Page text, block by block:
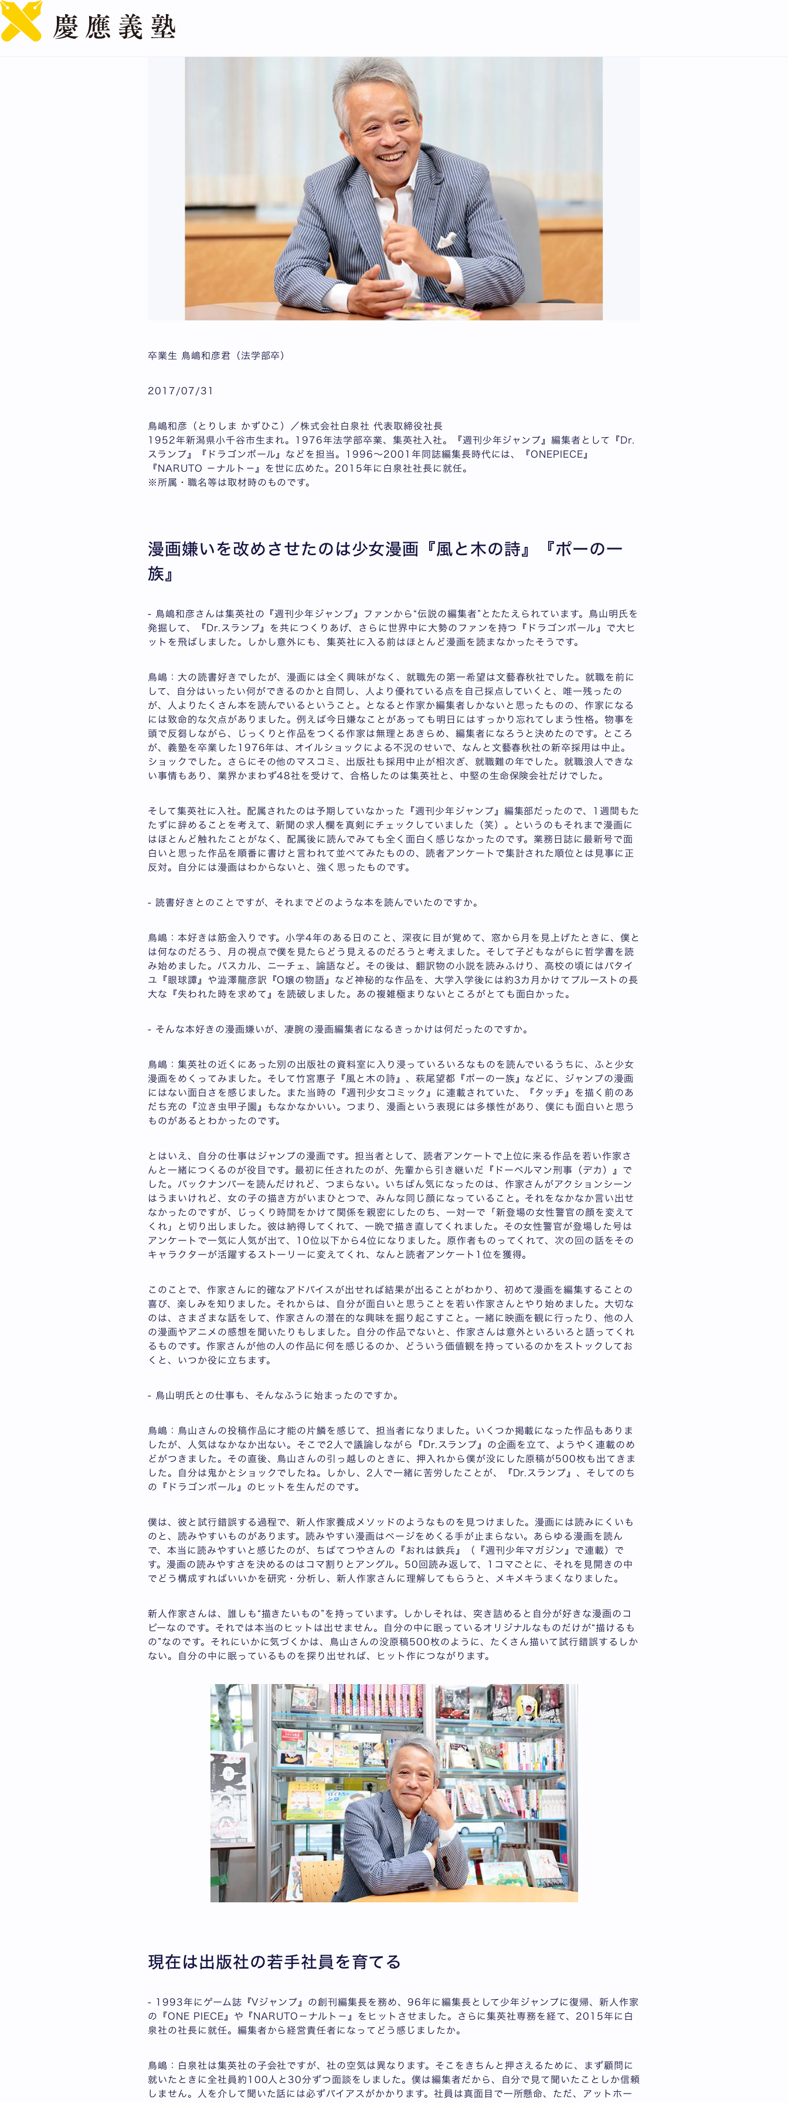
『Dr.スランプ』『ドラゴンボール』の鳥山明氏を発掘し、 育てた凄腕の編集者
卒業生 鳥嶋和彦君（法学部卒）
2017/07/31
鳥嶋和彦（とりしま かずひこ）／株式会社白泉社 代表取締役社長
1952年新潟県小千谷市生まれ。1976年法学部卒業、集英社入社。『週刊少年ジャンプ』編集者として『Dr.
スランプ』『ドラゴンボール』などを担当。1996～2001年同誌編集長時代には、『ONEPIECE』
『NARUTO －ナルト－』を世に広めた。2015年に白泉社社長に就任。
※所属・職名等は取材時のものです。
漫画嫌いを改めさせたのは少女漫画『風と木の詩』『ポーの一
族』
- 鳥嶋和彦さんは集英社の『週刊少年ジャンプ』ファンから“伝説の編集者”とたたえられています。鳥山明氏を
発掘して、『Dr.スランプ』を共につくりあげ、さらに世界中に大勢のファンを持つ『ドラゴンボール』で大ヒ
ットを飛ばしました。しかし意外にも、集英社に入る前はほとんど漫画を読まなかったそうです。
鳥嶋：大の読書好きでしたが、漫画には全く興味がなく、就職先の第一希望は文藝春秋社でした。就職を前に
して、自分はいったい何ができるのかと自問し、人より優れている点を自己採点していくと、唯一残ったの
が、人よりたくさん本を読んでいるということ。となると作家か編集者しかないと思ったものの、作家になる
には致命的な欠点がありました。例えば今日嫌なことがあっても明日にはすっかり忘れてしまう性格。物事を
頭で反芻しながら、じっくりと作品をつくる作家は無理とあきらめ、編集者になろうと決めたのです。ところ
が、義塾を卒業した1976年は、オイルショックによる不況のせいで、なんと文藝春秋社の新卒採用は中止。
ショックでした。さらにその他のマスコミ、出版社も採用中止が相次ぎ、就職難の年でした。就職浪人できな
い事情もあり、業界かまわず48社を受けて、合格したのは集英社と、中堅の生命保険会社だけでした。
そして集英社に入社。配属されたのは予期していなかった『週刊少年ジャンプ』編集部だったので、1週間もた
たずに辞めることを考えて、新聞の求人欄を真剣にチェックしていました（笑）。というのもそれまで漫画に
はほとんど触れたことがなく、配属後に読んでみても全く面白く感じなかったのです。業務日誌に最新号で面
白いと思った作品を順番に書けと言われて並べてみたものの、読者アンケートで集計された順位とは見事に正
反対。自分には漫画はわからないと、強く思ったものです。
- 読書好きとのことですが、それまでどのような本を読んでいたのですか。
鳥嶋：本好きは筋金入りです。小学4年のある日のこと、深夜に目が覚めて、窓から月を見上げたときに、僕と
は何なのだろう、月の視点で僕を見たらどう見えるのだろうと考えました。そして子どもながらに哲学書を読
み始めました。パスカル、ニーチェ、論語など。その後は、翻訳物の小説を読みふけり、高校の頃にはバタイ
ユ『眼球譚』や澁澤龍彦訳『O嬢の物語』など神秘的な作品を、大学入学後には約3カ月かけてプルーストの長
大な『失われた時を求めて』を読破しました。あの複雑極まりないところがとても面白かった。
- そんな本好きの漫画嫌いが、凄腕の漫画編集者になるきっかけは何だったのですか。
鳥嶋：集英社の近くにあった別の出版社の資料室に入り浸っていろいろなものを読んでいるうちに、ふと少女
漫画をめくってみました。そして竹宮惠子『風と木の詩』、萩尾望都『ポーの一族』などに、ジャンプの漫画
にはない面白さを感じました。また当時の『週刊少女コミック』に連載されていた、『タッチ』を描く前のあ
だち充の『泣き虫甲子園』もなかなかいい。つまり、漫画という表現には多様性があり、僕にも面白いと思う
ものがあるとわかったのです。
とはいえ、自分の仕事はジャンプの漫画です。担当者として、読者アンケートで上位に来る作品を若い作家さ
んと一緒につくるのが役目です。最初に任されたのが、先輩から引き継いだ『ドーベルマン刑事（デカ）』で
した。バックナンバーを読んだけれど、つまらない。いちばん気になったのは、作家さんがアクションシーン
はうまいけれど、女の子の描き方がいまひとつで、みんな同じ顔になっていること。それをなかなか言い出せ
なかったのですが、じっくり時間をかけて関係を親密にしたのち、一対一で「新登場の女性警官の顔を変えて
くれ」と切り出しました。彼は納得してくれて、一晩で描き直してくれました。その女性警官が登場した号は
アンケートで一気に人気が出て、10位以下から4位になりました。原作者ものってくれて、次の回の話をその
キャラクターが活躍するストーリーに変えてくれ、なんと読者アンケート1位を獲得。
このことで、作家さんに的確なアドバイスが出せれば結果が出ることがわかり、初めて漫画を編集することの
喜び、楽しみを知りました。それからは、自分が面白いと思うことを若い作家さんとやり始めました。大切な
のは、さまざまな話をして、作家さんの潜在的な興味を掘り起こすこと。一緒に映画を観に行ったり、他の人
の漫画やアニメの感想を聞いたりもしました。自分の作品でないと、作家さんは意外といろいろと語ってくれ
るものです。作家さんが他の人の作品に何を感じるのか、どういう価値観を持っているのかをストックしてお
くと、いつか役に立ちます。
- 鳥山明氏との仕事も、そんなふうに始まったのですか。
鳥嶋：鳥山さんの投稿作品に才能の片鱗を感じて、担当者になりました。いくつか掲載になった作品もありま
したが、人気はなかなか出ない。そこで2人で議論しながら『Dr.スランプ』の企画を立て、ようやく連載のめ
どがつきました。その直後、鳥山さんの引っ越しのときに、押入れから僕が没にした原稿が500枚も出てきま
した。自分は鬼かとショックでしたね。しかし、2人で一緒に苦労したことが、『Dr.スランプ』、そしてのち
の『ドラゴンボール』のヒットを生んだのです。
僕は、彼と試行錯誤する過程で、新人作家養成メソッドのようなものを見つけました。漫画には読みにくいも
のと、読みやすいものがあります。読みやすい漫画はページをめくる手が止まらない。あらゆる漫画を読ん
で、本当に読みやすいと感じたのが、ちばてつやさんの『おれは鉄兵』（『週刊少年マガジン』で連載）で
す。漫画の読みやすさを決めるのはコマ割りとアングル。50回読み返して、1コマごとに、それを見開きの中
でどう構成すればいいかを研究・分析し、新人作家さんに理解してもらうと、メキメキうまくなりました。
新人作家さんは、誰しも“描きたいもの”を持っています。しかしそれは、突き詰めると自分が好きな漫画のコ
ピーなのです。それでは本当のヒットは出せません。自分の中に眠っているオリジナルなものだけが“描けるも
の”なのです。それにいかに気づくかは、鳥山さんの没原稿500枚のように、たくさん描いて試行錯誤するしか
ない。自分の中に眠っているものを探り出せれば、ヒット作につながります。
現在は出版社の若手社員を育てる
- 1993年にゲーム誌『Vジャンプ』の創刊編集長を務め、96年に編集長として少年ジャンプに復帰、新人作家
の『ONE PIECE』や『NARUTO－ナルト－』をヒットさせました。さらに集英社専務を経て、2015年に白
泉社の社長に就任。編集者から経営責任者になってどう感じましたか。
鳥嶋：白泉社は集英社の子会社ですが、社の空気は異なります。そこをきちんと押さえるために、まず顧問に
就いたときに全社員約100人と30分ずつ面談をしました。僕は編集者だから、自分で見て聞いたことしか信頼
しません。人を介して聞いた話には必ずバイアスがかかります。社員は真面目で一所懸命、ただ、アットホー